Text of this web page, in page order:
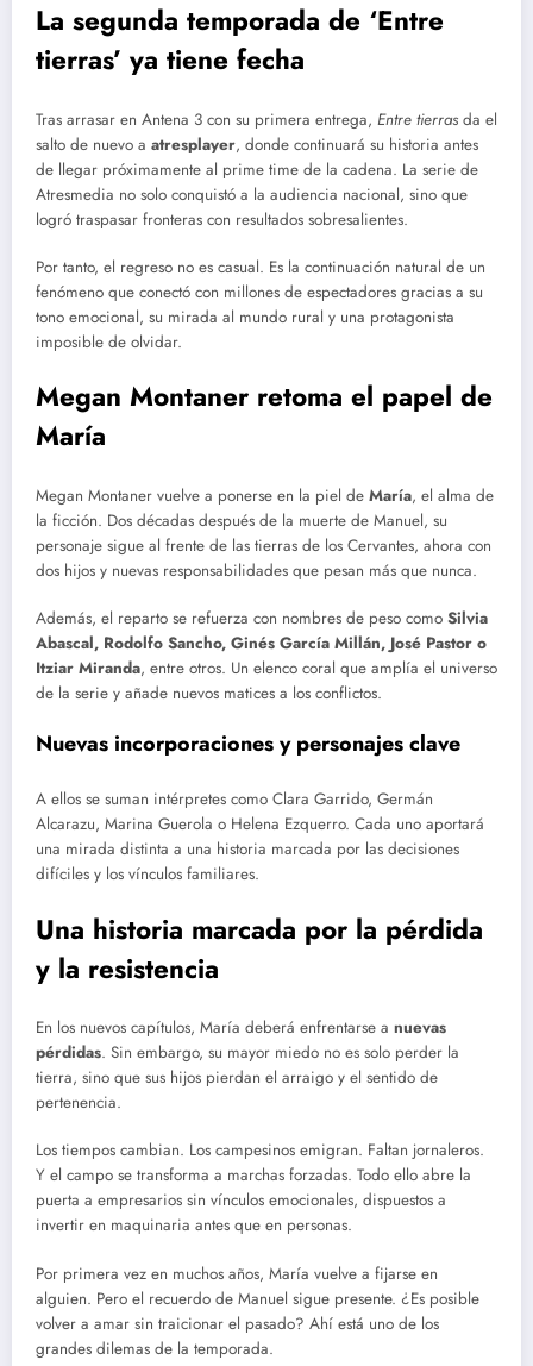
La segunda temporada de ‘Entre
tierras’ ya tiene fecha
Tras arrasar en Antena 3 con su primera entrega, Entre tierras da el
salto de nuevo a atresplayer, donde continuará su historia antes
de llegar próximamente al prime time de la cadena. La serie de
Atresmedia no solo conquistó a la audiencia nacional, sino que
logró traspasar fronteras con resultados sobresalientes.
Por tanto, el regreso no es casual. Es la continuación natural de un
fenómeno que conectó con millones de espectadores gracias a su
tono emocional, su mirada al mundo rural y una protagonista
imposible de olvidar.
Megan Montaner retoma el papel de
María
Megan Montaner vuelve a ponerse en la piel de María, el alma de
la ficción. Dos décadas después de la muerte de Manuel, su
personaje sigue al frente de las tierras de los Cervantes, ahora con
dos hijos y nuevas responsabilidades que pesan más que nunca.
Además, el reparto se refuerza con nombres de peso como Silvia
Abascal, Rodolfo Sancho, Ginés García Millán, José Pastor o
Itziar Miranda, entre otros. Un elenco coral que amplía el universo
de la serie y añade nuevos matices a los conflictos.
Nuevas incorporaciones y personajes clave
A ellos se suman intérpretes como Clara Garrido, Germán
Alcarazu, Marina Guerola o Helena Ezquerro. Cada uno aportará
una mirada distinta a una historia marcada por las decisiones
difíciles y los vínculos familiares.
Una historia marcada por la pérdida
y la resistencia
En los nuevos capítulos, María deberá enfrentarse a nuevas
pérdidas. Sin embargo, su mayor miedo no es solo perder la
tierra, sino que sus hijos pierdan el arraigo y el sentido de
pertenencia.
Los tiempos cambian. Los campesinos emigran. Faltan jornaleros.
Y el campo se transforma a marchas forzadas. Todo ello abre la
puerta a empresarios sin vínculos emocionales, dispuestos a
invertir en maquinaria antes que en personas.
Por primera vez en muchos años, María vuelve a fijarse en
alguien. Pero el recuerdo de Manuel sigue presente. ¿Es posible
volver a amar sin traicionar el pasado? Ahí está uno de los
grandes dilemas de la temporada.